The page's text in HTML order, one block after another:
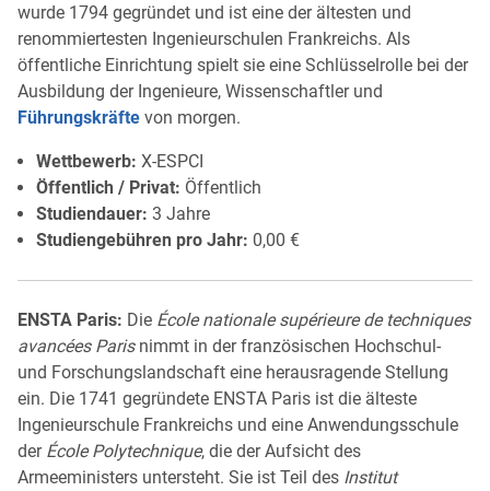
wurde 1794 gegründet und ist eine der ältesten und
renommiertesten Ingenieurschulen Frankreichs. Als
öffentliche Einrichtung spielt sie eine Schlüsselrolle bei der
Ausbildung der Ingenieure, Wissenschaftler und
Führungskräfte von morgen.
Wettbewerb: X-ESPCI
Öffentlich / Privat: Öffentlich
Studiendauer: 3 Jahre
Studiengebühren pro Jahr: 0,00 €
ENSTA Paris: Die École nationale supérieure de techniques
avancées Parisnimmt in der französischen Hochschul-
und Forschungslandschaft eine herausragende Stellung
ein. Die 1741 gegründete ENSTA Paris ist die älteste
Ingenieurschule Frankreichs und eine Anwendungsschule
der École Polytechnique, die der Aufsicht des
Armeeministers untersteht. Sie ist Teil des Institut